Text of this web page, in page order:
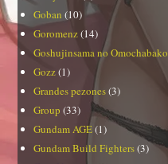
Goban (10)
Goromenz(14)
Goshujinsama no Omochabako
Gozz(1)
Grandes pezones(3)
Group (33)
Gundam AGE(1)
Gundam Build Fighters(3)